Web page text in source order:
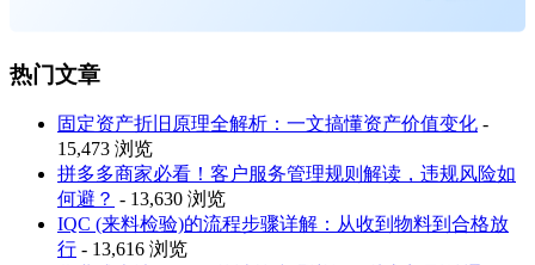
热门文章
固定资产折旧原理全解析：一文搞懂资产价值变化 -
15,473 浏览
拼多多商家必看！客户服务管理规则解读，违规风险如
何避？ - 13,630 浏览
IQC (来料检验)的流程步骤详解：从收到物料到合格放
行 - 13,616 浏览